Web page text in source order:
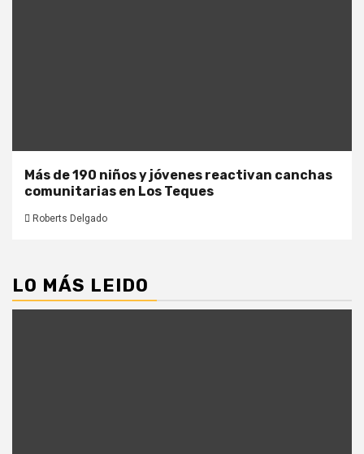
Más de 190 niños y jóvenes reactivan canchas
comunitarias en Los Teques
Roberts Delgado
LO MÁS LEIDO